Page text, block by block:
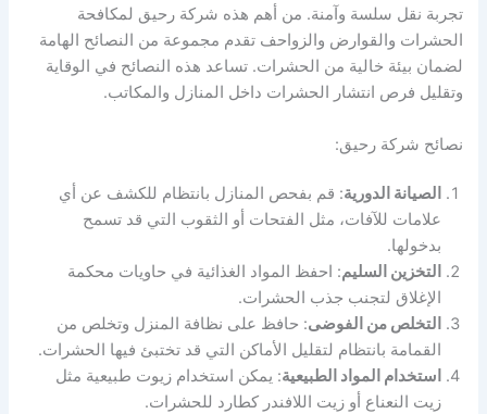
تجربة نقل سلسة وآمنة. من أهم هذه شركة رحيق لمكافحة
الحشرات والقوارض والزواحف تقدم مجموعة من النصائح الهامة
لضمان بيئة خالية من الحشرات. تساعد هذه النصائح في الوقاية
وتقليل فرص انتشار الحشرات داخل المنازل والمكاتب.
نصائح شركة رحيق:
الصيانة الدورية: قم بفحص المنازل بانتظام للكشف عن أي
علامات للآفات، مثل الفتحات أو الثقوب التي قد تسمح
بدخولها.
التخزين السليم: احفظ المواد الغذائية في حاويات محكمة
الإغلاق لتجنب جذب الحشرات.
التخلص من الفوضى: حافظ على نظافة المنزل وتخلص من
القمامة بانتظام لتقليل الأماكن التي قد تختبئ فيها الحشرات.
استخدام المواد الطبيعية: يمكن استخدام زيوت طبيعية مثل
زيت النعناع أو زيت اللافندر كطارد للحشرات.